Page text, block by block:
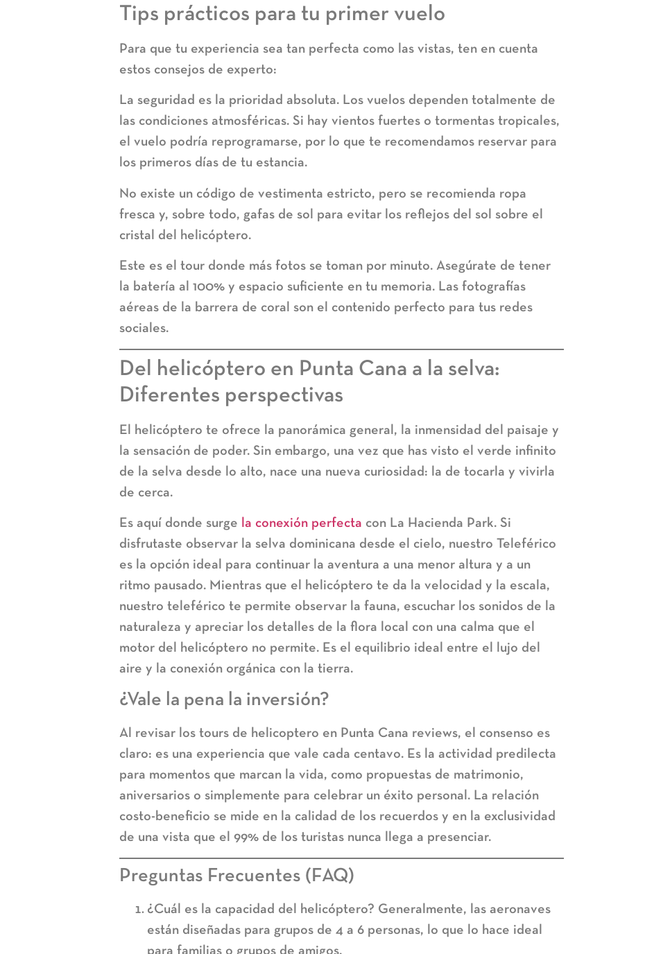
Tips prácticos para tu primer vuelo
Para que tu experiencia sea tan perfecta como las vistas, ten en cuenta
estos consejos de experto:
La seguridad es la prioridad absoluta. Los vuelos dependen totalmente de
las condiciones atmosféricas. Si hay vientos fuertes o tormentas tropicales,
el vuelo podría reprogramarse, por lo que te recomendamos reservar para
los primeros días de tu estancia.
No existe un código de vestimenta estricto, pero se recomienda ropa
fresca y, sobre todo, gafas de sol para evitar los reflejos del sol sobre el
cristal del helicóptero.
Este es el tour donde más fotos se toman por minuto. Asegúrate de tener
la batería al 100% y espacio suficiente en tu memoria. Las fotografías
aéreas de la barrera de coral son el contenido perfecto para tus redes
sociales.
Del helicóptero en Punta Cana a la selva:
Diferentes perspectivas
El helicóptero te ofrece la panorámica general, la inmensidad del paisaje y
la sensación de poder. Sin embargo, una vez que has visto el verde infinito
de la selva desde lo alto, nace una nueva curiosidad: la de tocarla y vivirla
de cerca.
Es aquí donde surge la conexión perfecta con La Hacienda Park. Si
disfrutaste observar la selva dominicana desde el cielo, nuestro Teleférico
es la opción ideal para continuar la aventura a una menor altura y a un
ritmo pausado. Mientras que el helicóptero te da la velocidad y la escala,
nuestro teleférico te permite observar la fauna, escuchar los sonidos de la
naturaleza y apreciar los detalles de la flora local con una calma que el
motor del helicóptero no permite. Es el equilibrio ideal entre el lujo del
aire y la conexión orgánica con la tierra.
¿Vale la pena la inversión?
Al revisar los tours de helicoptero en Punta Cana reviews, el consenso es
claro: es una experiencia que vale cada centavo. Es la actividad predilecta
para momentos que marcan la vida, como propuestas de matrimonio,
aniversarios o simplemente para celebrar un éxito personal. La relación
costo-beneficio se mide en la calidad de los recuerdos y en la exclusividad
de una vista que el 99% de los turistas nunca llega a presenciar.
Preguntas Frecuentes (FAQ)
¿Cuál es la capacidad del helicóptero? Generalmente, las aeronaves
están diseñadas para grupos de 4 a 6 personas, lo que lo hace ideal
para familias o grupos de amigos.